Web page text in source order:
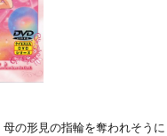
の形見の指輪を奪われそうに